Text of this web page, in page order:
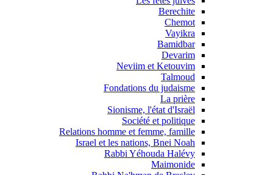
Berechite
Chemot
Vayikra
Bamidbar
Devarim
Neviim et Ketouvim
Talmoud
Fondations du judaisme
La prière
Sionisme, l'état d'Israël
Société et politique
Relations homme et femme, famille
Israel et les nations, Bnei Noah
Rabbi Yéhouda Halévy
Maimonide